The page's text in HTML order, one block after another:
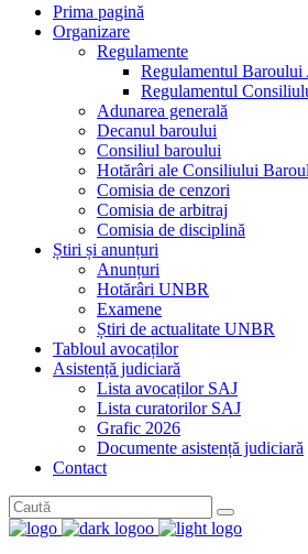
Prima pagină
Organizare
Regulamente
Regulamentul Baroului
Regulamentul
Adunarea generală
Decanul baroului
Consiliul baroului
Hotărâri ale Consiliului
Comisia de cenzori
Comisia de arbitraj
Comisia de disciplină
Știri și anunțuri
Anunțuri
Hotărâri UNBR
Examene
Știri de actualitate UNBR
Tabloul avocaților
Asistență judiciară
Lista avocaților SAJ
Lista curatorilor SAJ
Grafic 2026
Documente asistență judiciară
Contact